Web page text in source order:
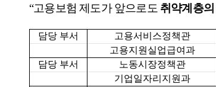
“고용보험 제도가 앞으로도 취약계층
담당 부서 고용서비스정책관
고용지원실업급여과
담당 부서
노동시장정책관
기업일자리지원과